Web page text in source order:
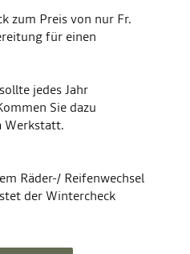
zum Preis von nur Fr.
für einen
jedes Jahr
Sie dazu
Werkstatt.
Räder-/ Reifenwechsel
der Wintercheck